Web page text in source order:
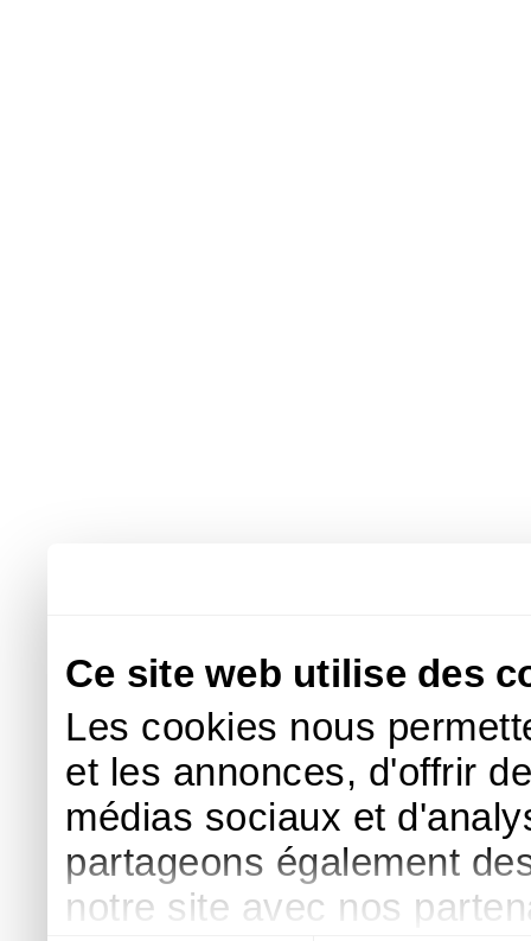
Ce site web utilise des
Les cookies nous
et les annonces, d'offrir
médias sociaux et
partageons également
notre site avec nos